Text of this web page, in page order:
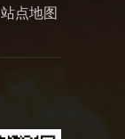
站点地图